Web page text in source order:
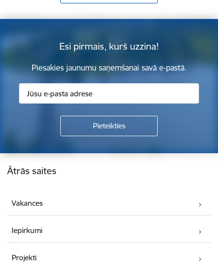
Esi pirmais, kurš uzzina!
Piesakies jaunumu saņemšanai savā e-pastā.
Kājene
Ātrās saites
Vakances
Iepirkumi
Projekti